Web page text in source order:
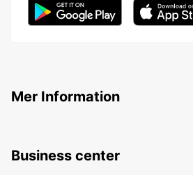
Mer Information
Business center